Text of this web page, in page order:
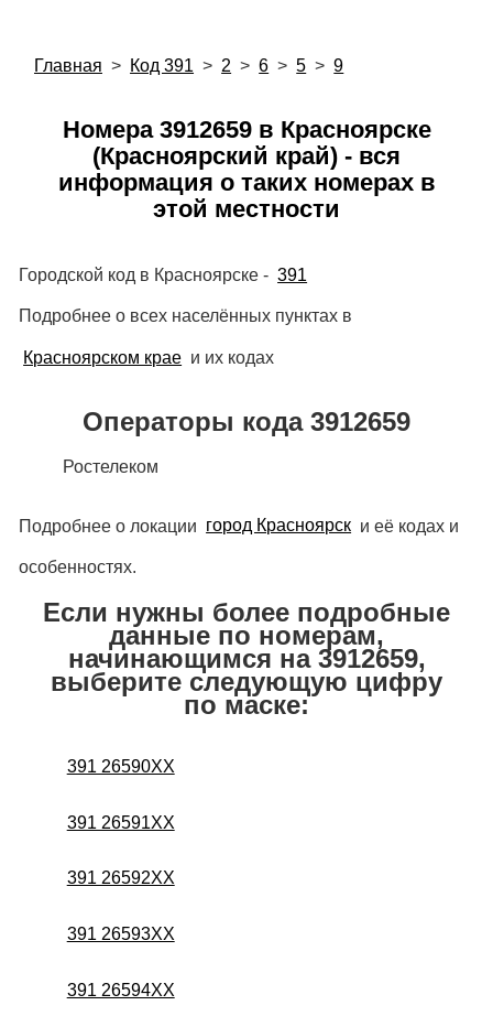
Главная > Код 391 > 2 > 6 > 5 > 9
Номера 3912659 в Красноярске
(Красноярский край) - вся
информация о таких номерах в
этой местности
Городской код в Красноярске - 391
Подробнее о всех населённых пунктах в
Красноярском крае и их кодах
Операторы кода 3912659
Ростелеком
Подробнее о локации город Красноярск и её кодах и
особенностях.
Если нужны более подробные
данные по номерам,
начинающимся на 3912659,
выберите следующую цифру
по маске:
391 26590XX
391 26591XX
391 26592XX
391 26593XX
391 26594XX